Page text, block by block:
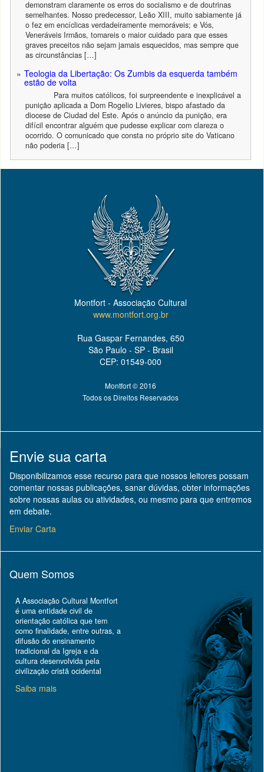
demonstram claramente os erros do socialismo e de doutrinas
semelhantes. Nosso predecessor, Leão XIII, muito sabiamente já
o fez em encíclicas verdadeiramente memoráveis; e Vós,
Veneráveis Irmãos, tomareis o maior cuidado para que esses
graves preceitos não sejam jamais esquecidos, mas sempre que
as circunstâncias […]
Teologia da Libertação: Os Zumbis da esquerda também
estão de volta
Para muitos católicos, foi surpreendente e inexplicável a
punição aplicada a Dom Rogelio Livieres, bispo afastado da
diocese de Ciudad del Este. Após o anúncio da punição, era
difícil encontrar alguém que pudesse explicar com clareza o
ocorrido. O comunicado que consta no próprio site do Vaticano
não poderia […]
Montfort - Associação Cultural
www.montfort.org.br
Rua Gaspar Fernandes, 650
São Paulo - SP - Brasil
CEP: 01549-000
Montfort © 2016
Todos os Direitos Reservados
Envie sua carta
Disponibilizamos esse recurso para que nossos leitores possam
comentar nossas publicações, sanar dúvidas, obter informações
sobre nossas aulas ou atividades, ou mesmo para que entremos
em debate.
Enviar Carta
Quem Somos
A Associação Cultural Montfort
é uma entidade civil de
orientação católica que tem
como finalidade, entre outras, a
difusão do ensinamento
tradicional da Igreja e da
cultura desenvolvida pela
civilização cristã ocidental
Saiba mais